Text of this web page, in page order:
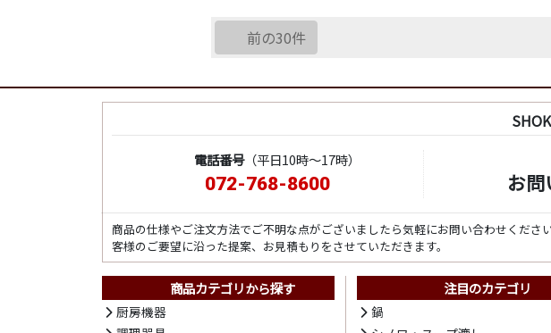
前の30件
電話番号（平日10時～17時）
072-768-8600 お
商品の仕様やご注文方法でご不明な点がございましたら気軽にお問い合わせくだ
客様のご要望に沿った提案、お見積もりをさせていただきます。
商品カテゴリから探す
厨房機器
注目のカテゴリ
鍋